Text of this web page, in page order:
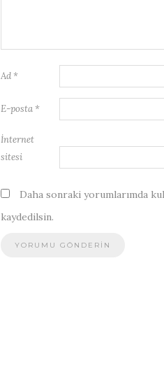
Ad *
E-posta *
İnternet
sitesi
Daha sonraki yorumlarımda
kaydedilsin.